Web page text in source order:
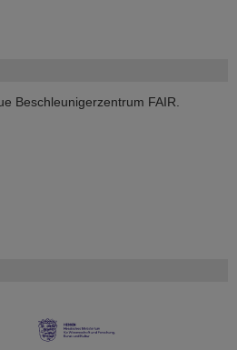
Beschleunigerzentrum FAIR.